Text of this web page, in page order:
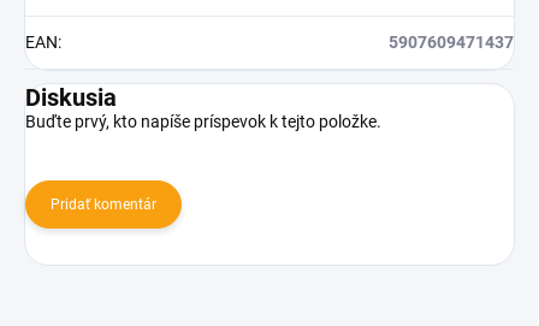
EAN: 5907609471437
Diskusia
Buďte prvý, kto napíše príspevok k tejto položke.
Pridať komentár